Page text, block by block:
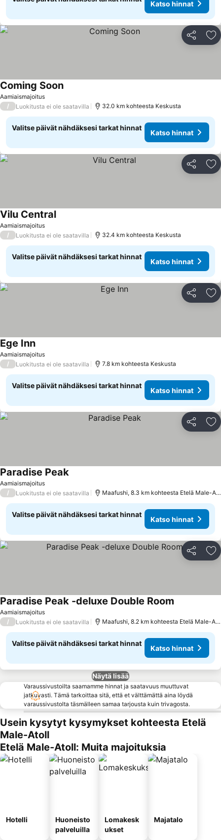
Katso hinnat
Jaa
Aamiaismajoitus
Coming SoonKatso hinnat
/ Luokitusta ei ole saatavilla 32.0 km kohteesta Keskusta
Valitse päivät nähdäksesi tarkat hinnat
Katso hinnat
Jaa
Aamiaismajoitus
Vilu CentralKatso hinnat
/ Luokitusta ei ole saatavilla 32.4 km kohteesta Keskusta
Valitse päivät nähdäksesi tarkat hinnat
Katso hinnat
Jaa
Aamiaismajoitus
Ege InnKatso hinnat
/ Luokitusta ei ole saatavilla 7.8 km kohteesta Keskusta
Valitse päivät nähdäksesi tarkat hinnat
Katso hinnat
Jaa
Aamiaismajoitus
Paradise PeakKatso hinnat
/ Luokitusta ei ole saatavilla Maafushi, 8.3 km kohteesta Etelä Male-
Valitse päivät nähdäksesi tarkat hinnat
Katso hinnat
Jaa
Aamiaismajoitus
Paradise Peak -deluxe Double Room
/ Luokitusta ei ole saatavilla Maafushi, 8.2 km kohteesta Etelä Male-
Valitse päivät nähdäksesi tarkat hinnat
Katso hinnat
Näytä lisää
Varaussivustoilta saamamme hinnat ja saatavuus muuttuvat
jatkuvasti. Tämä tarkoittaa sitä, että et välttämättä aina löydä
varaussivustolta täsmälleen samaa tarjousta kuin trivagosta.
Usein kysytyt kysymykset kohteesta Etelä
Male-Atoll
Etelä Male-Atoll: Muita majoituksia
Hotelli
Huoneisto
palveluilla
Lomakesk
ukset
Majatalo